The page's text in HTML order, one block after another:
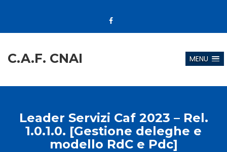
C.A.F. CNAI MENU
Leader Servizi Caf 2023 – Rel.
1.0.1.0. [Gestione deleghe e
modello RdC e Pdc]